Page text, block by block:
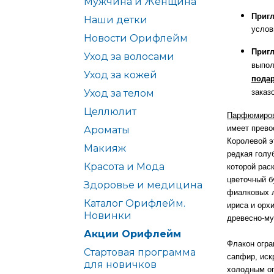
Наши детки
Новости Орифлейм
Уход за волосами
Уход за кожей
Уход за телом
Целлюлит
Ароматы
Макияж
Красота и Мода
Здоровье и медицина
Каталог Орифлейм.
Новинки
Акции Орифлейм
Стартовая программа
для новичков
имеет
Королевой
редкая
которой
цветочный
фиалковых
ириса и
древесно-
Флакон
сапфир,
холодным